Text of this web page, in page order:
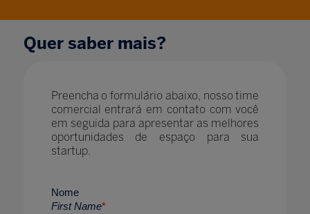
Quer saber mais?
Preencha o formulário abaixo, nosso time
comercial entrará em contato com você
em seguida para apresentar as melhores
oportunidades de espaço para sua
startup.